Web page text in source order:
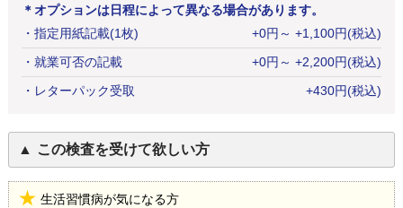
＊オプションは日程によって異なる場合があります。
・ 指定用紙記載(1枚) +0円 ～ +1,100円(税込)
・ 就業可否の記載 +0円 ～ +2,200円(税込)
・ レターパック受取 +430円(税込)
この検査を受けて欲しい方
生活習慣病が気になる方